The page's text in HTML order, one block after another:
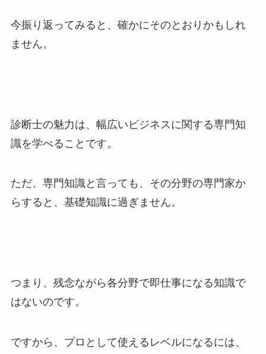
今振り返ってみると、確かにそのとおりかもしれ
ません。
診断士の魅力は、幅広いビジネスに関する専門知
識を学べることです。
ただ、専門知識と言っても、その分野の専門家か
らすると、基礎知識に過ぎません。
つまり、残念ながら各分野で即仕事になる知識で
はないのです。
ですから、プロとして使えるレベルになるには、